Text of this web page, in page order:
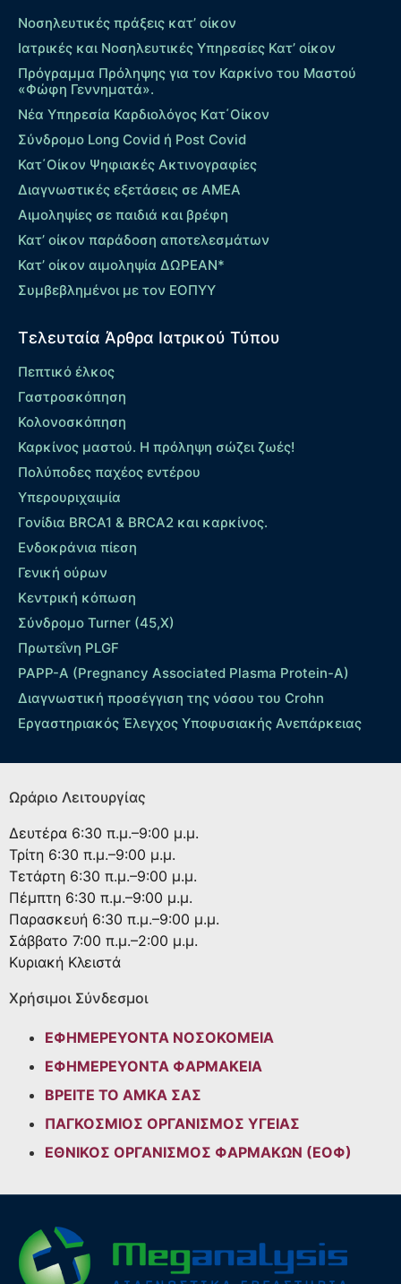
Νοσηλευτικές πράξεις κατ’ οίκον
Ιατρικές και Νοσηλευτικές Υπηρεσίες Κατ’ οίκον
Πρόγραμμα Πρόληψης για τον Καρκίνο του Μαστού
«Φώφη Γεννηματά».
Νέα Υπηρεσία Καρδιολόγος Kατ΄Οίκον
Σύνδρομο Long Covid ή Post Covid
Κατ΄Οίκον Ψηφιακές Ακτινογραφίες
Διαγνωστικές εξετάσεις σε ΑΜΕΑ
Αιμοληψίες σε παιδιά και βρέφη
Κατ’ οίκον παράδοση αποτελεσμάτων
Κατ’ οίκον αιμοληψία ΔΩΡΕΑΝ*
Συμβεβλημένοι με τον ΕΟΠΥΥ
Τελευταία Άρθρα Ιατρικού Τύπου
Πεπτικό έλκος
Γαστροσκόπηση
Κολονοσκόπηση
Καρκίνος μαστού. Η πρόληψη σώζει ζωές!
Πολύποδες παχέος εντέρου
Yπερουριχαιμία
Γονίδια BRCA1 & BRCA2 και καρκίνος.
Ενδοκράνια πίεση
Γενική ούρων
Κεντρική κόπωση
Σύνδρομο Turner (45,X)
Πρωτεΐνη PLGF
PAPP-A (Pregnancy Associated Plasma Protein-A)
Διαγνωστική προσέγγιση της νόσου του Crohn
Εργαστηριακός Έλεγχος Υποφυσιακής Ανεπάρκειας
Ωράριο Λειτουργίας
Δευτέρα 6:30 π.μ.–9:00 μ.μ.
Τρίτη 6:30 π.μ.–9:00 μ.μ.
Τετάρτη 6:30 π.μ.–9:00 μ.μ.
Πέμπτη 6:30 π.μ.–9:00 μ.μ.
Παρασκευή 6:30 π.μ.–9:00 μ.μ.
Σάββατο 7:00 π.μ.–2:00 μ.μ.
Κυριακή Κλειστά
Χρήσιμοι Σύνδεσμοι
ΕΦΗΜΕΡΕΥΟΝΤΑ ΝΟΣΟΚΟΜΕΙΑ
ΕΦΗΜΕΡΕΥΟΝΤΑ ΦΑΡΜΑΚΕΙΑ
ΒΡΕΙΤΕ ΤΟ ΑΜΚΑ ΣΑΣ
ΠΑΓΚΟΣΜΙΟΣ ΟΡΓΑΝΙΣΜΟΣ ΥΓΕΙΑΣ
ΕΘΝΙΚΟΣ ΟΡΓΑΝΙΣΜΟΣ ΦΑΡΜΑΚΩΝ (ΕΟΦ)